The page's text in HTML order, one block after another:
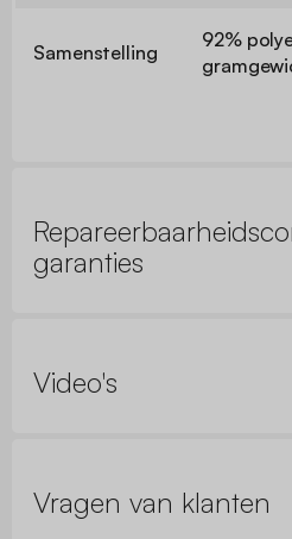
Samenstelling
92%
garanties
Video's
Vragen van klanten